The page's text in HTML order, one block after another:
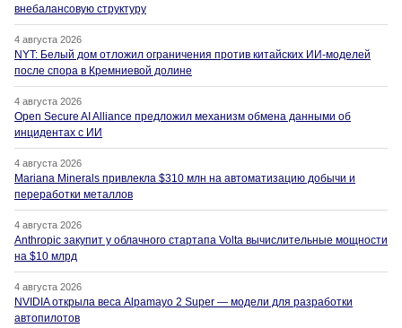
внебалансовую структуру
4 августа 2026
NYT: Белый дом отложил ограничения против китайских ИИ-моделей
после спора в Кремниевой долине
4 августа 2026
Open Secure AI Alliance предложил механизм обмена данными об
инцидентах с ИИ
4 августа 2026
Mariana Minerals привлекла $310 млн на автоматизацию добычи и
переработки металлов
4 августа 2026
Anthropic закупит у облачного стартапа Volta вычислительные мощности
на $10 млрд
4 августа 2026
NVIDIA открыла веса Alpamayo 2 Super — модели для разработки
автопилотов